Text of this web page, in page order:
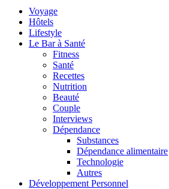
Voyage
Hôtels
Lifestyle
Le Bar à Santé
Fitness
Santé
Recettes
Nutrition
Beauté
Couple
Interviews
Dépendance
Substances
Dépendance alimentaire
Technologie
Autres
Développement Personnel